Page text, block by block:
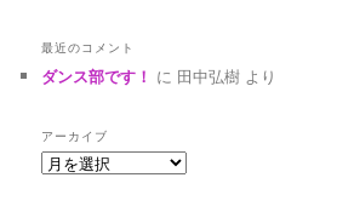
最近のコメント
ダンス部です！ に 田中弘樹 より
アーカイブ
ア